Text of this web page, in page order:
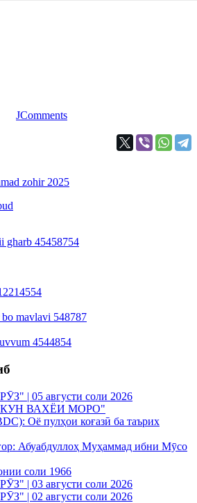
JComments
| 05 августи соли 2026
ВАХЁИ МОРО"
Оё пулҳои коғазӣ ба таърих
Абуабдуллоҳ Муҳаммад ибни Мӯсо
соли 1966
| 03 августи соли 2026
| 02 августи соли 2026